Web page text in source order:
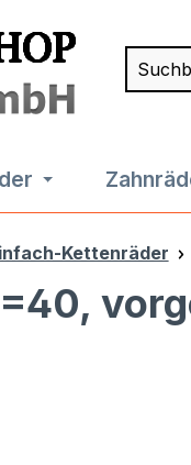
Kettenräder